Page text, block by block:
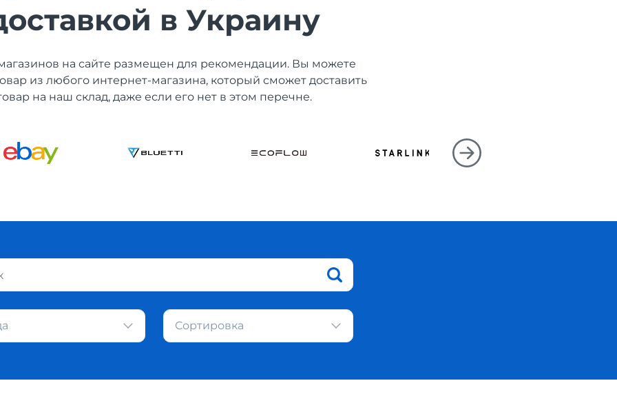
в Украину
на сайте размещен для рекомендации. Вы можете
из любого интернет-магазина, который сможет доставить
на наш склад, даже если его нет в этом перечне.
Сортировка